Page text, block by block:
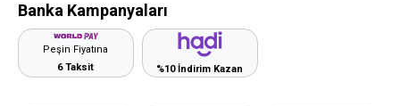
Banka Kampanyaları
Peşin Fiyatına
6 Taksit
%10 İndirim Kazan